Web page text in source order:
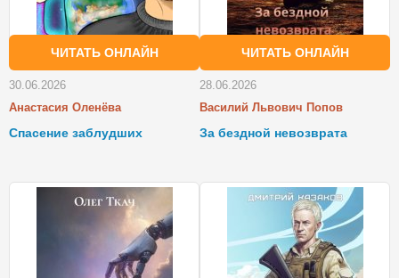
ЧИТАТЬ ОНЛАЙН
30.06.2026
Анастасия Оленёва
Спасение заблудших
ЧИТАТЬ ОНЛАЙН
28.06.2026
Василий Львович Попов
За бездной невозврата